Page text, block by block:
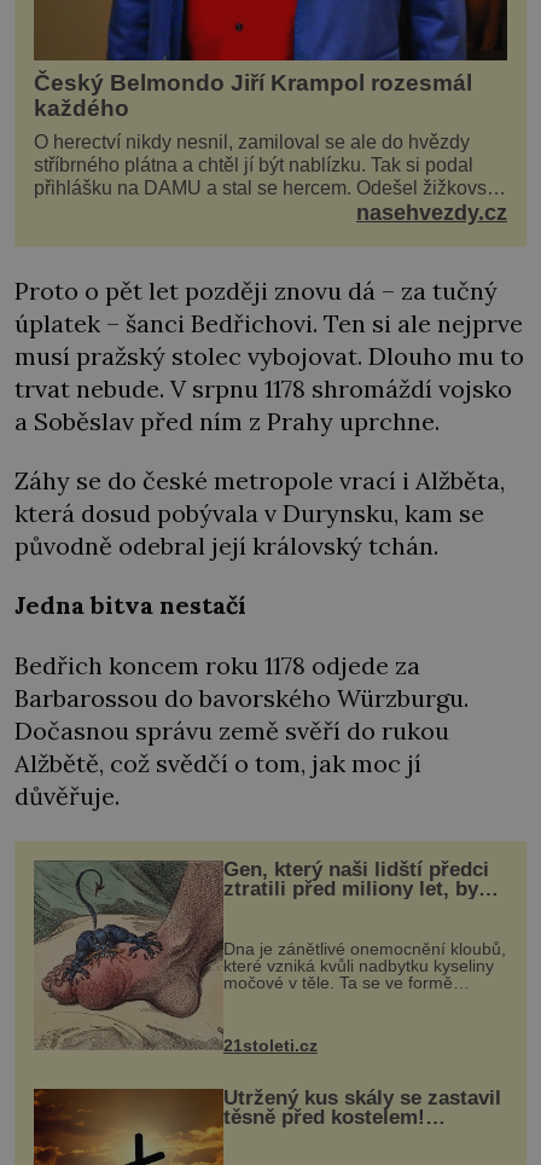
Český Belmondo Jiří Krampol rozesmál
každého
O herectví nikdy nesnil, zamiloval se ale do hvězdy
stříbrného plátna a chtěl jí být nablízku. Tak si podal
přihlášku na DAMU a stal se hercem. Odešel žižkovský
matador, který všude rozdával humor, i když jemu
nasehvezdy.cz
Proto o pět let později znovu dá – za tučný
úplatek – šanci Bedřichovi. Ten si ale nejprve
musí pražský stolec vybojovat. Dlouho mu to
trvat nebude. V srpnu 1178 shromáždí vojsko
a Soběslav před ním z Prahy uprchne.
Záhy se do české metropole vrací i Alžběta,
která dosud pobývala v Durynsku, kam se
původně odebral její královský tchán.
Jedna bitva nestačí
Bedřich koncem roku 1178 odjede za
Barbarossou do bavorského Würzburgu.
Dočasnou správu země svěří do rukou
Alžbětě, což svědčí o tom, jak moc jí
důvěřuje.
Gen, který naši lidští předci
ztratili před miliony let, by
mohl pomoci s léčbou
„nemoci králů“
Dna je zánětlivé onemocnění kloubů,
které vzniká kvůli nadbytku kyseliny
močové v těle. Ta se ve formě
nohou, a způsobuje bole...
21stoleti.cz
Utržený kus skály se zastavil
těsně před kostelem!
Ochránila ho boží síla?